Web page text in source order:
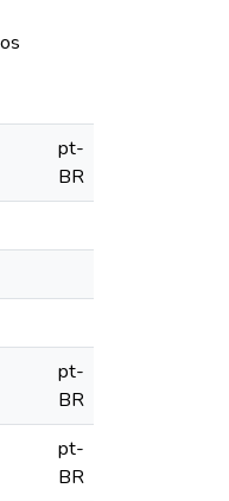
pt-
BR
pt-
BR
pt-
BR